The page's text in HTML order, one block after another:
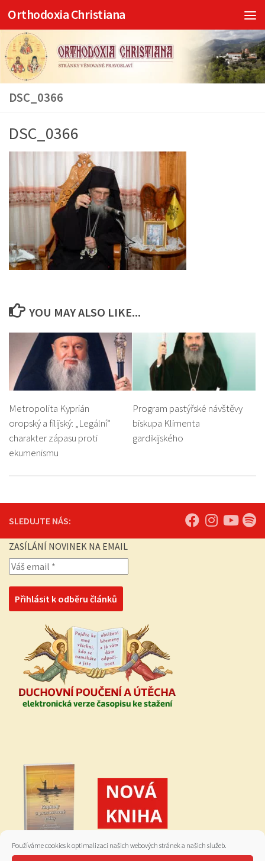
Používáme cookies k optimalizaci našich webových stránek a našich služeb.
Skip to content
Orthodoxia Christiana
DSC_0366
DSC_0366
YOU MAY ALSO LIKE...
Metropolita Kyprián
oropský a filijský: „Legální“
charakter zápasu proti
ekumenismu
Program pastýřské návštěvy
biskupa Klimenta
gardikijského
SLEDUJTE NÁS:
ZASÍLÁNÍ NOVINEK NA EMAIL